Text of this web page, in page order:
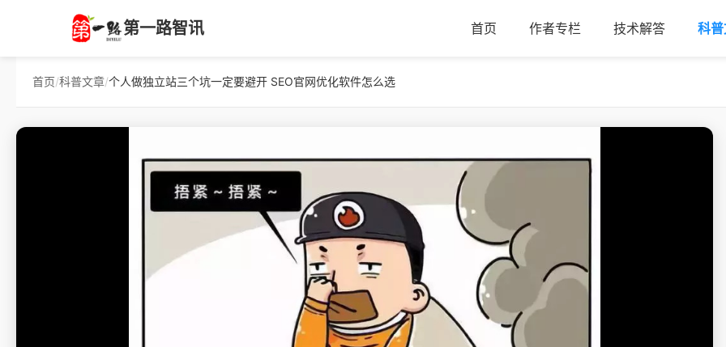
第一路智讯 首页 作者专栏 技术解答 科普
首页 /科普文章/个人做独立站三个坑一定要避开 SEO官网优化软件怎么选